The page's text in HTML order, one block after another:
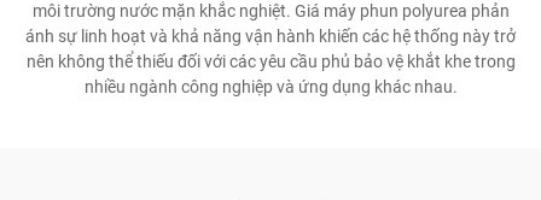
môi trường nước mặn khắc nghiệt. Giá máy phun polyurea phản
ánh sự linh hoạt và khả năng vận hành khiến các hệ thống này trở
nên không thể thiếu đối với các yêu cầu phủ bảo vệ khắt khe trong
nhiều ngành công nghiệp và ứng dụng khác nhau.